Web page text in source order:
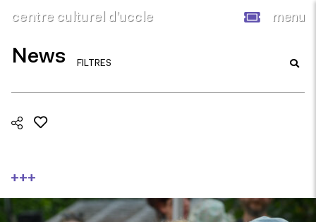
centre culturel d’uccle menu
News FILTRES
+++